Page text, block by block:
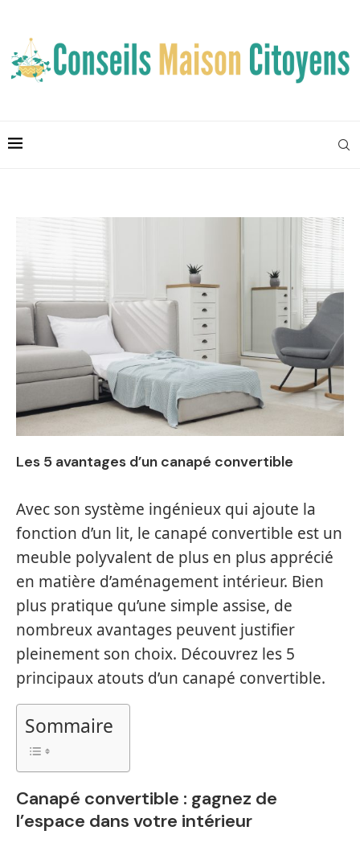
Les 5 avantages d’un canapé convertible
Avec son système ingénieux qui ajoute la
fonction d’un lit, le canapé convertible est un
meuble polyvalent de plus en plus apprécié
en matière d’aménagement intérieur. Bien
plus pratique qu’une simple assise, de
nombreux avantages peuvent justifier
pleinement son choix. Découvrez les 5
principaux atouts d’un canapé convertible.
Sommaire
Canapé convertible : gagnez de
l’espace dans votre intérieur